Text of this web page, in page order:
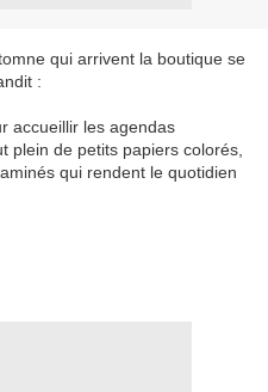
qui arrivent la boutique se
:
accueillir les agendas
plein de petits papiers colorés,
qui rendent le quotidien